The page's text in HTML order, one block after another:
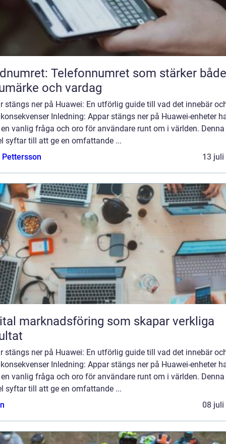
Telefonnumret som stärker både
och vardag
stängs ner på Huawei: En utförlig guide till vad det innebär
Inledning: Appar stängs ner på Huawei-enheter
vanlig fråga och oro för användare runt om i världen. Denna
syftar till att ge en omfattande ...
13 juli
marknadsföring som skapar verkliga
stängs ner på Huawei: En utförlig guide till vad det innebär
Inledning: Appar stängs ner på Huawei-enheter
vanlig fråga och oro för användare runt om i världen. Denna
syftar till att ge en omfattande ...
08 juli